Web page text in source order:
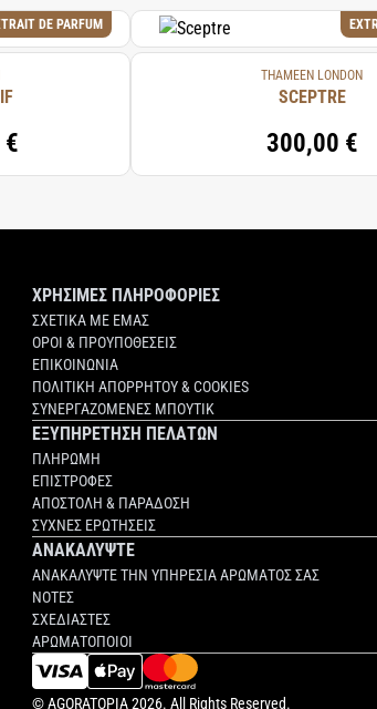
DE PARFUM
THAMEEN LONDON
SCEPTRE
300,00 €
ΧΡΗΣΙΜΕΣ ΠΛΗΡΟΦΟΡΙΕΣ
ΣΧΕΤΙΚΑ ΜΕ ΕΜΑΣ
ΟΡΟΙ & ΠΡΟΥΠΟΘΕΣΕΙΣ
ΕΠΙΚΟΙΝΩΝΙΑ
ΠΟΛΙΤΙΚΗ ΑΠΟΡΡΗΤΟΥ & COOKIES
ΣΥΝΕΡΓΑΖΟΜΕΝΕΣ ΜΠΟΥΤΙΚ
ΕΞΥΠΗΡΕΤΗΣΗ ΠΕΛΑΤΩΝ
ΠΛΗΡΩΜΗ
ΕΠΙΣΤΡΟΦΕΣ
ΑΠΟΣΤΟΛΗ & ΠΑΡΑΔΟΣΗ
ΣΥΧΝΕΣ ΕΡΩΤΗΣΕΙΣ
ΑΝΑΚΑΛΥΨΤΕ
ΑΝΑΚΑΛΥΨΤΕ ΤΗΝ ΥΠΗΡΕΣΙΑ ΑΡΩΜΑΤΟΣ ΣΑΣ
ΝΟΤΕΣ
ΣΧΕΔΙΑΣΤΕΣ
ΑΡΩΜΑΤΟΠΟΙΟΙ
©AGORATOPIA2026. All Rights Reserved.